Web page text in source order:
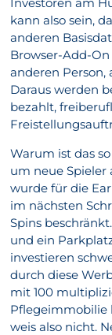
kann also sein,
anderen
Browser-Add-
anderen Person,
Daraus werden
bezahlt,
Warum ist das
um neue Spieler
wurde für die
im nächsten
Spins
und ein
investieren
durch diese
mit 100
Pflegeimmobilie
weis also nicht.